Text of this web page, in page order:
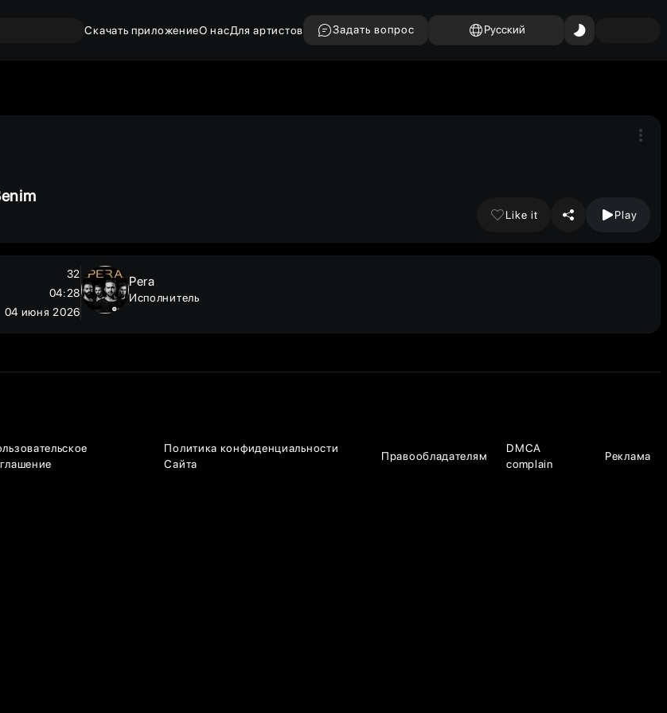
Скачать приложениеО насДля артистов Задать вопрос Русский
Like it Play
32
04:28
04 июня 2026
Pera
Исполнитель
Политика конфиденциальности
Сайта
Правообладателям
DMCA
complain
Реклама